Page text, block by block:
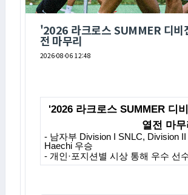
'2026 라크로스 SUMMER 디
전 마무리
2026-08-06 12:48
'2026 라크로스SUMMER 디
열전 마무
- 남자부 Division I SNLC, Division
Haechi 우승
- 개인 ·포지션별 시상 통해 우수 선